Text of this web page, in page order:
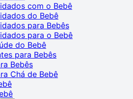
com o Bebê
do Bebê
para Bebês
para o Bebê
do Bebê
para Bebês
Bebês
Chá de Bebê